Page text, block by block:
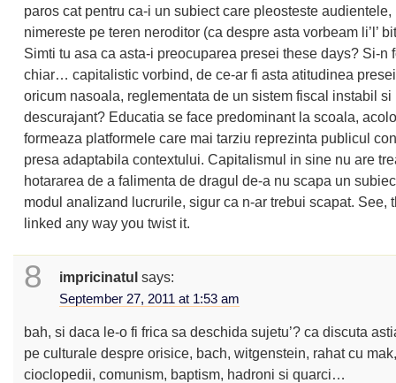
paros cat pentru ca-i un subiect care pleosteste audientele,
nimereste pe teren neroditor (ca despre asta vorbeam li’l’
Simti tu asa ca asta-i preocuparea presei these days? Si-n
chiar… capitalistic vorbind, de ce-ar fi asta atitudinea
oricum nasoala, reglementata de un sistem fiscal instabil si
descurajant? Educatia se face predominant la scoala,
formeaza platformele care mai tarziu reprezinta publicul
presa adaptabila contextului. Capitalismul in sine nu are
hotararea de a falimenta de dragul de-a nu scapa un
modul analizand lucrurile, sigur ca n-ar trebui scapat. See,
linked any way you twist it.
8 impricinatul says:
September 27, 2011 at 1:53 am
bah, si daca le-o fi frica sa deschida sujetu’? ca discuta
pe culturale despre orisice, bach, witgenstein, rahat cu
cioclopedii, comunism, baptism, hadroni si quarci…